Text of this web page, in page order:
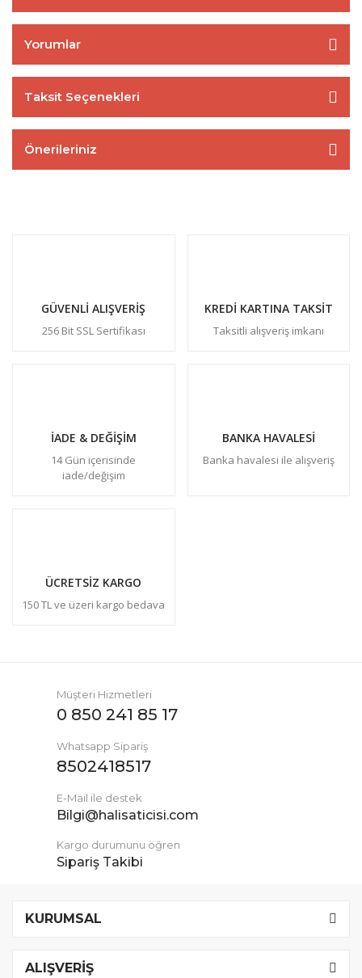
Yorumlar
Taksit Seçenekleri
Önerileriniz
GÜVENLİ ALIŞVERİŞ
256 Bit SSL Sertifikası
KREDİ KARTINA TAKSİT
Taksitli alışveriş imkanı
İADE & DEĞİŞİM
14 Gün içerisinde
iade/değişim
BANKA HAVALESİ
Banka havalesi ile alışveriş
ÜCRETSİZ KARGO
150 TL ve üzeri kargo bedava
Müşteri Hizmetleri
0 850 241 85 17
Whatsapp Sipariş
8502418517
E-Mail ile destek
Bilgi@halisaticisi.com
Kargo durumunu öğren
Sipariş Takibi
KURUMSAL
ALIŞVERİŞ